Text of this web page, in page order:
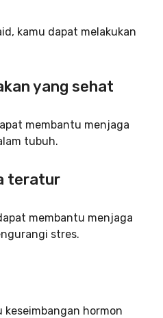
kamu dapat melakukan
yang sehat
membantu menjaga
tubuh.
teratur
membantu menjaga
stres.
hormon